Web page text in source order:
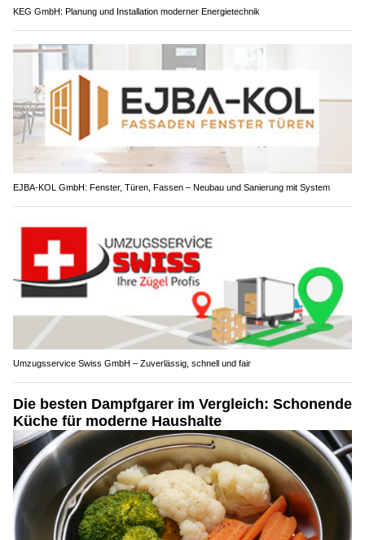
KEG GmbH: Planung und Installation moderner Energietechnik
EJBA-KOL GmbH: Fenster, Türen, Fassen – Neubau und Sanierung mit System
Umzugsservice Swiss GmbH – Zuverlässig, schnell und fair
Die besten Dampfgarer im Vergleich: Schonende
Küche für moderne Haushalte